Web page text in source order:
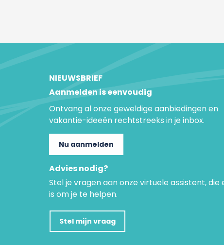
NIEUWSBRIEF
Aanmelden is eenvoudig
Ontvang al onze geweldige aanbiedingen en
vakantie-ideeën rechtstreeks in je inbox.
Nu aanmelden
Advies nodig?
Stel je vragen aan onze virtuele assistent, die
is om je te helpen.
Stel mijn vraag